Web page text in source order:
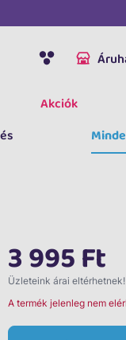
Akciók
3 995 Ft
Üzleteink árai eltérhetnek!
A termék jelenleg nem